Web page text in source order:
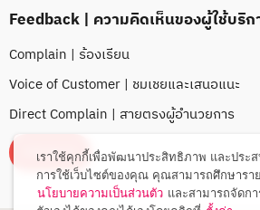
Feedback | ความคิดเห็นของผู้ใช้บริก
Complain | ร้องเรียน
Voice of Customer | ชมเชยและเสนอแนะ
Direct Complain | สายตรงผู้อำนวยการ
FEEDBACK
เราใช้คุกกี้เพื่อพัฒนาประสิทธิภาพ และประ
การใช้เว็บไซต์ของคุณ คุณสามารถศึกษารา
นโยบายความเป็นส่วนตัว และสามารถจัดก